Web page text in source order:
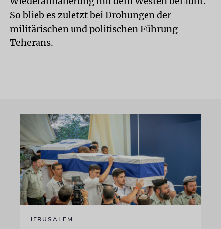
So blieb es zuletzt bei Drohungen der
militärischen und politischen Führung
Teherans.
JERUSALEM